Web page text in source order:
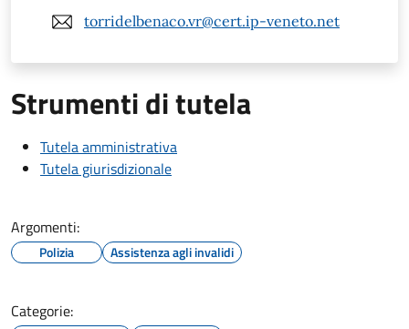
torridelbenaco.vr@cert.ip-veneto.net
Strumenti di tutela
Tutela amministrativa
Tutela giurisdizionale
Argomenti:
Polizia Assistenza agli invalidi
Categorie: